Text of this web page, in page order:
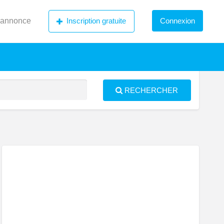
Inscription gratuite Connexion
RECHERCHER